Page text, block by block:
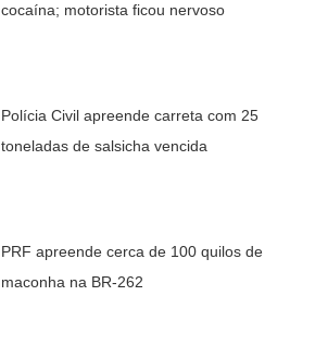
cocaína; motorista ficou nervoso
Polícia Civil apreende carreta com 25
toneladas de salsicha vencida
PRF apreende cerca de 100 quilos de
maconha na BR-262